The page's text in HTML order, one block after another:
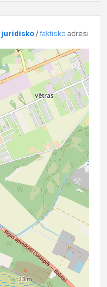
juridisko /faktisko adresi